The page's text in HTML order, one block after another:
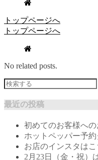
トップページへ
トップページへ
No related posts.
最近の投稿
初めてのお客様への
ホットペッパー予
お店のインスタはこ
2月23日（金・祝）